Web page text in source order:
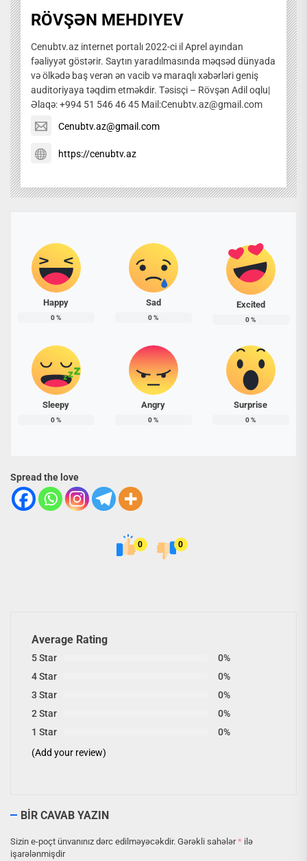
RÖVŞƏN MEHDIYEV
Cenubtv.az internet portalı 2022-ci il Aprel ayından
fəaliyyət göstərir. Saytın yaradılmasında məqsəd dünyada
və ölkədə baş verən ən vacib və maraqlı xəbərləri geniş
auditoriyaya təqdim etməkdir. Təsisçi – Rövşən Adil oqlu|
Əlaqə: +994 51 546 46 45 Mail:Cenubtv.az@gmail.com
Cenubtv.az@gmail.com
https://cenubtv.az
Happy
0%
Sad
0%
Excited
0%
Sleepy
0%
Angry
0%
Surprise
0%
Spread the love
0 0
Average Rating
5 Star
0%
4 Star
0%
3 Star
0%
2 Star
0%
1 Star
0%
(Add your review)
BIR CAVAB YAZIN
Sizin e-poçt ünvanınız dərc edilməyəcəkdir. Gərəkli sahələr* ilə
işarələnmişdir